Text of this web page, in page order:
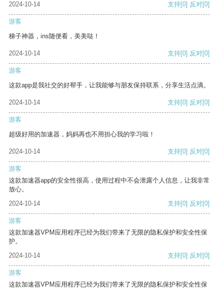
2024-10-14
支持[0] 反对[0]
游客
梯子神器，ins随便看，美美哒！
2024-10-14 支持[0] 反对[0]
游客
这款app是我社交的好帮手，让我能够与朋友保持联系，分享生活点滴。
2024-10-14 支持[0] 反对[0]
游客
超级好用的加速器，妈妈再也不用担心我的学习啦！
2024-10-14 支持[0] 反对[0]
游客
这款加速器app的安全性很高，使用过程中不会泄露个人信息，让我非常
放心。
2024-10-14
支持[0] 反对[0]
游客
这款加速器VPM应用程序已经为我们带来了无限的隐私保护和安全性保
护。
2024-10-14
支持[0] 反对[0]
游客
这款加速器VPM应用程序已经为我们带来了无限的隐私保护和安全性保